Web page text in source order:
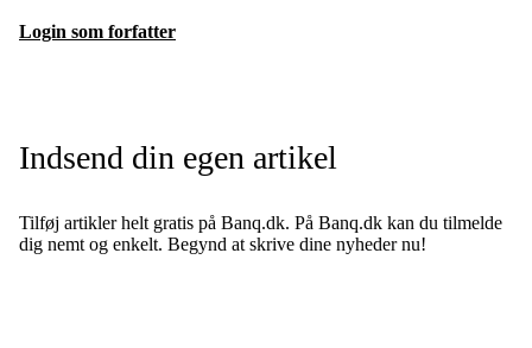
Login som forfatter
Indsend din egen artikel
Tilføj artikler helt gratis på Banq.dk. På Banq.dk kan du tilmelde
dig nemt og enkelt. Begynd at skrive dine nyheder nu!